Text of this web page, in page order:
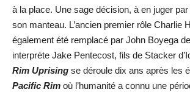
à la place. Une sage décision, à en juger
son manteau. L’ancien premier rôle Charlie
également été remplacé par John Boyega
interprète Jake Pentecost, fils de Stacker
Rim Uprising se déroule dix ans après les
Pacific Rim où l’humanité a connu une